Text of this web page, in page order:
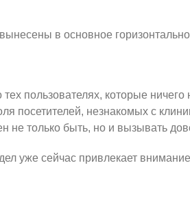
в основное
пользователях, которые
посетителей, незнакомых с
не только быть, но и вызывать
уже сейчас привлекает